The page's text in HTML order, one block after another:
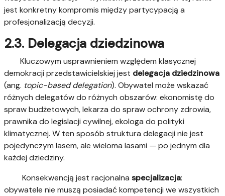
jest konkretny kompromis między partycypacją a
profesjonalizacją decyzji.
2.3. Delegacja dziedzinowa
Kluczowym usprawnieniem względem klasycznej
demokracji przedstawicielskiej jest delegacja dziedzinowa
(ang. topic-based delegation). Obywatel może wskazać
różnych delegatów do różnych obszarów: ekonomistę do
spraw budżetowych, lekarza do spraw ochrony zdrowia,
prawnika do legislacji cywilnej, ekologa do polityki
klimatycznej. W ten sposób struktura delegacji nie jest
pojedynczym lasem, ale wieloma lasami — po jednym dla
każdej dziedziny.
Konsekwencją jest racjonalna specjalizacja:
obywatele nie muszą posiadać kompetencji we wszystkich